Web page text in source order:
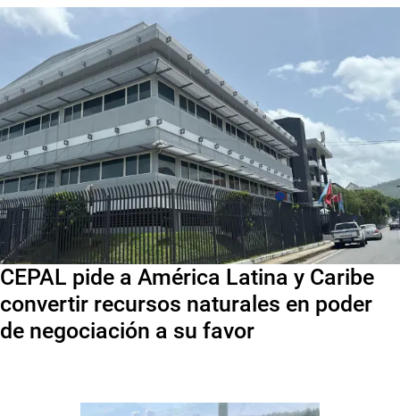
CEPAL pide a América Latina y Caribe
convertir recursos naturales en poder
de negociación a su favor